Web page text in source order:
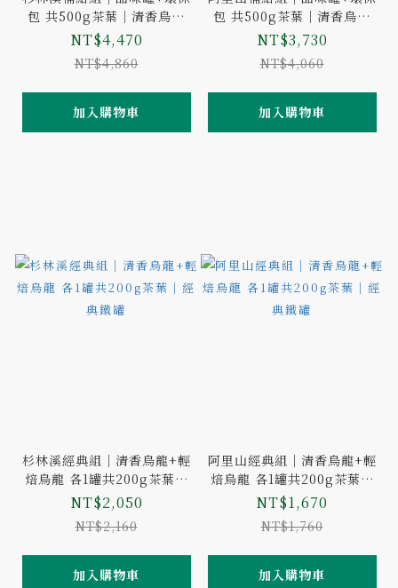
包 共500g茶葉｜清香烏龍
組、輕焙烏龍組｜風味可選
NT$4,470
NT$4,860
加入購物車
包 共500g茶葉｜清香烏龍
組、輕焙烏龍組｜風味可選
NT$3,730
NT$4,060
加入購物車
杉林溪經典組｜清香烏龍+輕
焙烏龍 各1罐共200g茶葉｜
經典鐵罐
NT$2,050
NT$2,160
加入購物車
阿里山經典組｜清香烏龍+輕
焙烏龍 各1罐共200g茶葉｜
經典鐵罐
NT$1,670
NT$1,760
加入購物車